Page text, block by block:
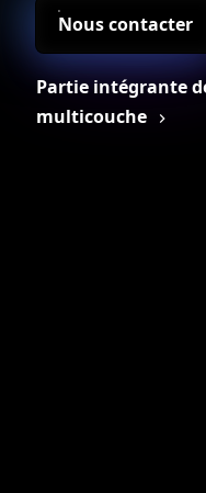
Nous contacter
Partie intégrante
multicouche